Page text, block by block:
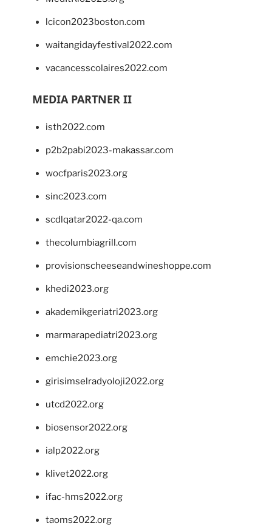
lcicon2023boston.com
waitangidayfestival2022.com
vacancesscolaires2022.com
MEDIA PARTNER II
isth2022.com
p2b2pabi2023-makassar.com
wocfparis2023.org
sinc2023.com
scdlqatar2022-qa.com
thecolumbiagrill.com
provisionscheeseandwineshoppe.com
khedi2023.org
akademikgeriatri2023.org
marmarapediatri2023.org
emchie2023.org
girisimselradyoloji2022.org
utcd2022.org
biosensor2022.org
ialp2022.org
klivet2022.org
ifac-hms2022.org
taoms2022.org